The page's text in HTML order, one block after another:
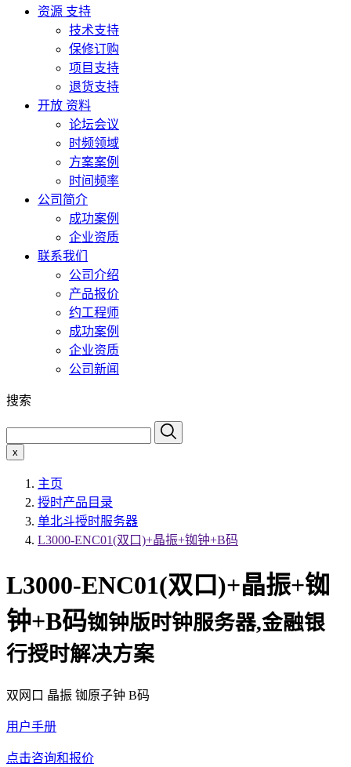
资源 支持
技术支持
保修订购
项目支持
退货支持
开放 资料
论坛会议
时频领域
方案案例
时间频率
公司简介
成功案例
企业资质
联系我们
公司介绍
产品报价
约工程师
成功案例
企业资质
公司新闻
搜索
x
主页
授时产品目录
单北斗授时服务器
L3000-ENC01(双口)+晶振+铷钟+B码
L3000-ENC01(双口)+晶振+铷
钟+B码铷钟版时钟服务器,金融银
行授时解决方案
双网口 晶振 铷原子钟 B码
用户手册
点击咨询和报价